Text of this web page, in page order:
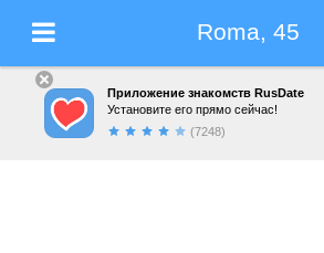
Roma, 45
Приложение знакомств RusDate
Установите его прямо сейчас!
(7248)